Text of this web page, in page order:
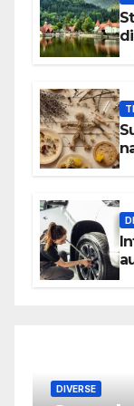
DIVERSE